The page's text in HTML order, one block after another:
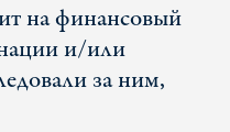
на финансовый
и/или
за ним,